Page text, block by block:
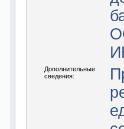
Дополнительные
сведения: